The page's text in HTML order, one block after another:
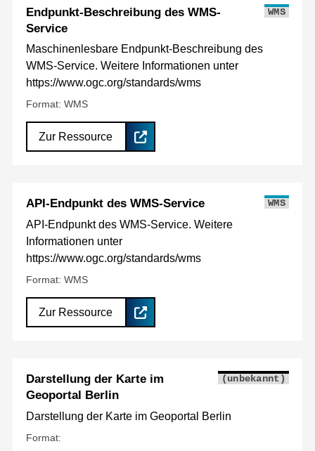
Endpunkt-Beschreibung des WMS-
Service
WMS
Maschinenlesbare Endpunkt-Beschreibung des
WMS-Service. Weitere Informationen unter
https://www.ogc.org/standards/wms
Format: WMS
Zur Ressource
API-Endpunkt des WMS-Service WMS
API-Endpunkt des WMS-Service. Weitere
Informationen unter
https://www.ogc.org/standards/wms
Format: WMS
Zur Ressource
Darstellung der Karte im
Geoportal Berlin
(unbekannt)
Darstellung der Karte im Geoportal Berlin
Format: